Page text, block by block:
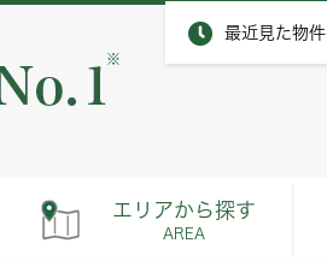
最近見た物件
※
エリアから探す
AREA